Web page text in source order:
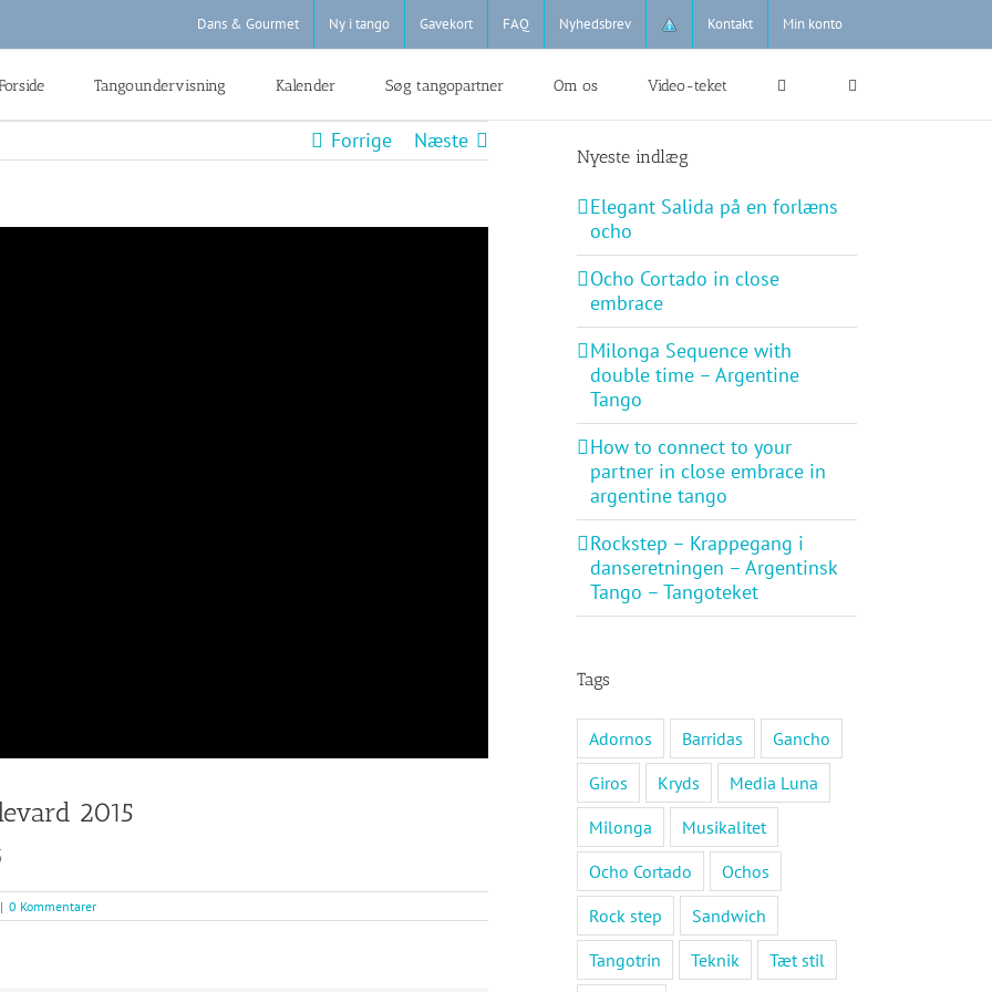
Dans & Gourmet Ny i tango Gavekort FAQ Nyhedsbrev Kontakt Min konto
Tangoundervisning Kalender Søg tangopartner Om os Video-teket
Forrige Næste
2015
| 0 Kommentarer
Nyeste indlæg
Elegant Salida på en forlæns
ocho
Ocho Cortado in close
embrace
Milonga Sequence with
double time – Argentine
Tango
How to connect to your
partner in close embrace in
argentine tango
Rockstep – Krappegang i
danseretningen – Argentinsk
Tango – Tangoteket
Tags
Adornos Barridas
Gancho
Giros
Kryds
Media Luna
Milonga
Musikalitet
Ocho Cortado
Ochos
Rock step
Sandwich
Tangotrin
Teknik
Tæt stil